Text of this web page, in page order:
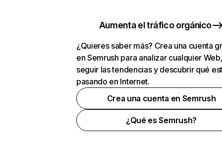
Aumenta el tráfico orgánico
¿Quieres saber más? Crea una cuenta
en Semrush para analizar cualquier
seguir las tendencias y descubrir qué
pasando en Internet.
Crea una cuenta en Semrush
¿Qué es Semrush?